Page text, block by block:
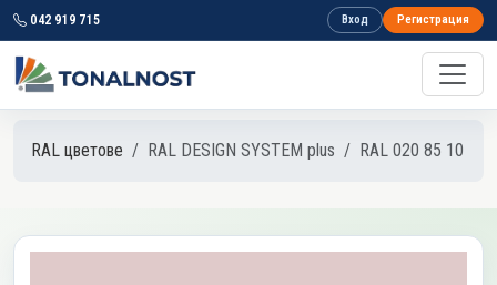
042 919 715 Вход Регистрация
RAL цветове RAL DESIGN SYSTEM plus RAL 020 85 10